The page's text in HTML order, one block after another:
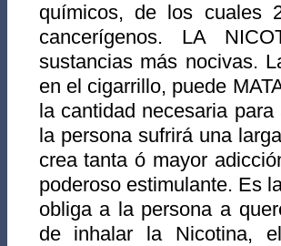
químicos, de los cuales
cancerígenos. LA
sustancias más nocivas.
en el cigarrillo, puede
la cantidad necesaria
la persona sufrirá una
crea tanta ó mayor
poderoso estimulante. Es
obliga a la persona a
de inhalar la Nicotina,